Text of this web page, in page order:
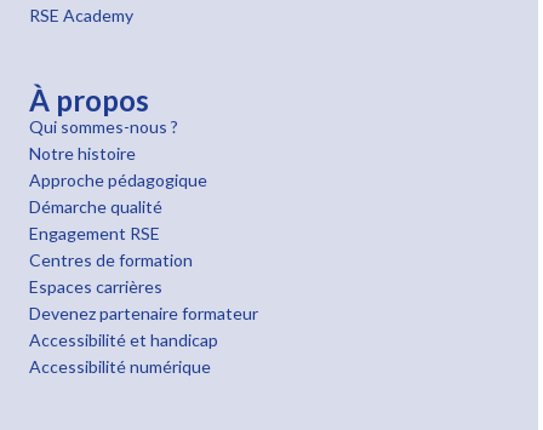
RSE Academy
À propos
Qui sommes-nous ?
Notre histoire
Approche pédagogique
Démarche qualité
Engagement RSE
Centres de formation
Espaces carrières
Devenez partenaire formateur
Accessibilité et handicap
Accessibilité numérique